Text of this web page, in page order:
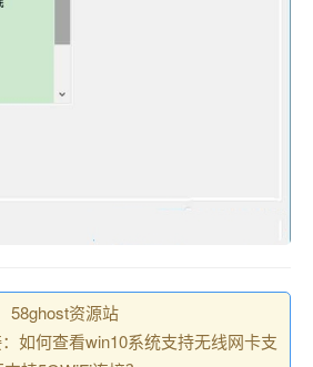
58ghost资源站
如何查看win10系统支持无线网卡支